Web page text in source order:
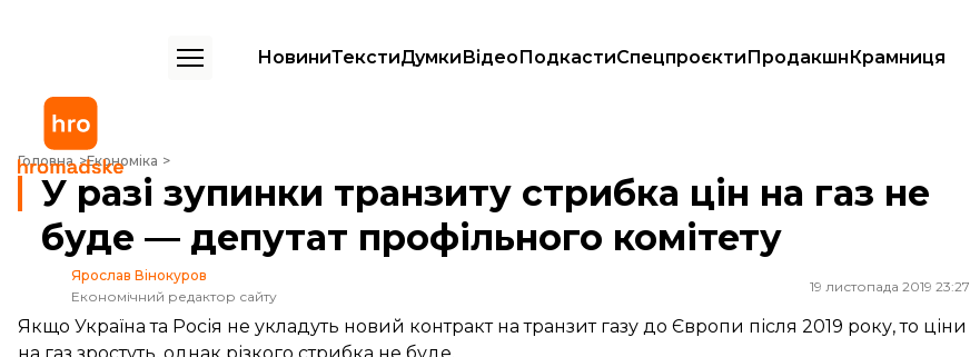
НовиниТекстиДумкиВідеоПодкастиСпецпроєктиПродакшнКрамниця
Головна Економіка
У разі зупинки транзиту стрибка цін на газ не буде — депутат профільного комітету
У разі зупинки транзиту стрибка цін на газ не
буде — депутат профільного комітету
Ярослав Вінокуров
Економічний редактор сайту
19 листопада 2019 23:27
Якщо Україна та Росія не укладуть новий контракт на транзит газу до Європи після 2019 року, то ціни